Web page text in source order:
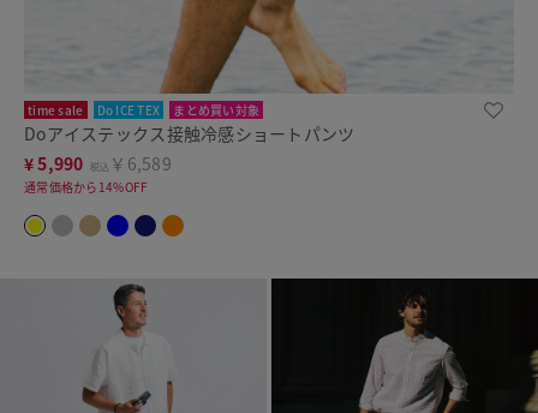
time sale Do ICE TEX まとめ買い対象
Doアイステックス接触冷感ショートパンツ
¥5,990 税込 ￥6,589
通常価格から14%OFF